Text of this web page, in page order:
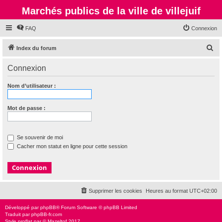
Marchés publics de la ville de villejuif
FAQ Connexion
Index du forum
Connexion
Nom d’utilisateur :
Mot de passe :
Se souvenir de moi
Cacher mon statut en ligne pour cette session
Heures au format UTC+02:00
Supprimer les cookies
Développé parphpBB® Forum Software © phpBB Limited
Traduit parphpBB-fr.com